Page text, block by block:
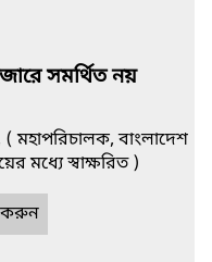
সমর্থিত নয়
( মহাপরিচালক, বাংলাদেশ
মধ্যে স্বাক্ষরিত )
করুন